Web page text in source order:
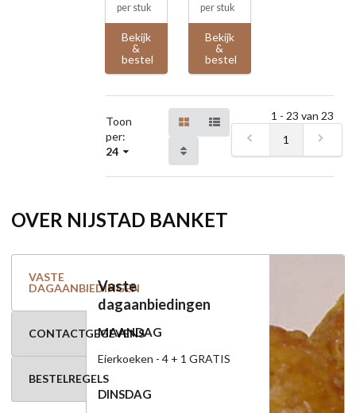
per stuk
Bekijk
&
bestel
per stuk
Bekijk
&
bestel
Toon
per:
24
1 - 23 van 23
1
OVER NIJSTAD BANKET
VASTE
DAGAANBIEDINGEN
CONTACTGEGEVENS
BESTELREGELS
Vaste
dagaanbiedingen
MAANDAG
Eierkoeken - 4 + 1 GRATIS
DINSDAG